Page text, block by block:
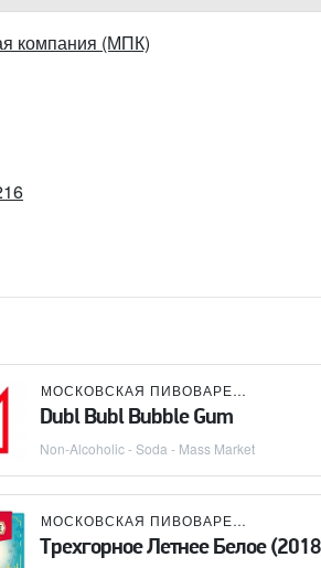
компания (МПК)
МОСКОВСКАЯ ПИВОВАРЕННАЯ КОМПАНИЯ (МПК)
Dubl Bubl Bubble Gum
Non-Alcoholic - Soda - Mass Market
МОСКОВСКАЯ ПИВОВАРЕННАЯ КОМПАНИЯ (МПК)
Трехгорное Летнее Белое